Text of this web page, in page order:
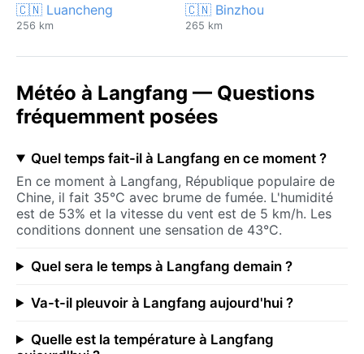
🇨🇳 Luancheng
256 km
🇨🇳 Binzhou
265 km
Météo à Langfang — Questions
fréquemment posées
Quel temps fait-il à Langfang en ce moment ?
En ce moment à Langfang, République populaire de
Chine, il fait 35°C avec brume de fumée. L'humidité
est de 53% et la vitesse du vent est de 5 km/h. Les
conditions donnent une sensation de 43°C.
Quel sera le temps à Langfang demain ?
Va-t-il pleuvoir à Langfang aujourd'hui ?
Quelle est la température à Langfang